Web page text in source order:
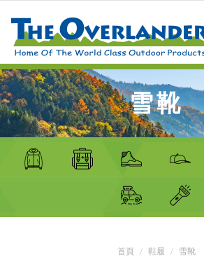
雪靴
首頁 鞋履 雪靴